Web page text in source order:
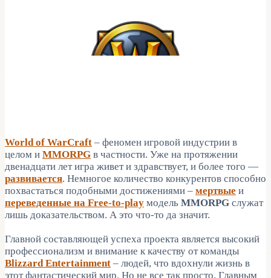
World of WarCraft – феномен игровой индустрии в
целом и MMORPG в частности. Уже на протяжении
двенадцати лет игра живет и здравствует, и более того —
развивается. Немногое количество конкурентов способно
похвастаться подобными достижениями – мертвые и
переведенные на Free-to-play модель MMORPG служат
лишь доказательством. А это что-то да значит.
Главной составляющей успеха проекта является высокий
профессионализм и внимание к качеству от команды
Blizzard Entertainment – людей, что вдохнули жизнь в
этот фантастический мир. Но не все так просто. Главным